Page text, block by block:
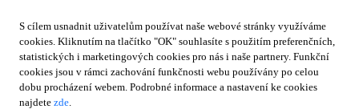
S cílem usnadnit uživatelům používat naše webové stránky využíváme
cookies. Kliknutím na tlačítko "OK" souhlasíte s použitím preferenčních,
statistických i marketingových cookies pro nás i naše partnery. Funkční
cookies jsou v rámci zachování funkčnosti webu používány po celou
dobu procházení webem. Podrobné informace a nastavení ke cookies
najdete zde.